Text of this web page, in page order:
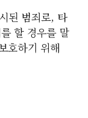
된 범죄로, 타
할 경우를 말
호하기 위해